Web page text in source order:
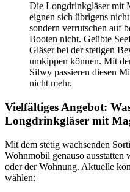
Die Longdrinkgläser mit
eignen sich übrigens
sondern verrutschen auf
Booten nicht. Geübte
Gläser bei der stetigen
umkippen können. Mit
Silwy passieren diesen
nicht mehr.
Vielfältiges Angebot:
Longdrinkgläser mit
Mit dem stetig wachsenden
Wohnmobil genauso
oder der Wohnung. Aktuelle
wählen: